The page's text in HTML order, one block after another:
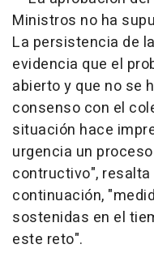
Ministros no ha
La persistencia de
evidencia que el
abierto y que no se
consenso con el
situación hace
urgencia un
contructivo", resalta
continuación,
sostenidas en el
este reto".